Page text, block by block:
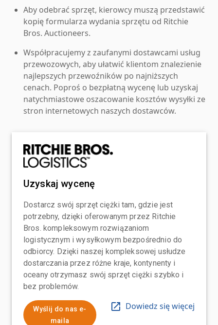
Aby odebrać sprzęt, kierowcy muszą przedstawić
kopię formularza wydania sprzętu od Ritchie
Bros. Auctioneers.
Współpracujemy z zaufanymi dostawcami usług
przewozowych, aby ułatwić klientom znalezienie
najlepszych przewoźników po najniższych
cenach. Poproś o bezpłatną wycenę lub uzyskaj
natychmiastowe oszacowanie kosztów wysyłki ze
stron internetowych naszych dostawców.
Uzyskaj wycenę
Dostarcz swój sprzęt ciężki tam, gdzie jest
potrzebny, dzięki oferowanym przez Ritchie
Bros. kompleksowym rozwiązaniom
logistycznym i wysyłkowym bezpośrednio do
odbiorcy. Dzięki naszej kompleksowej usłudze
dostarczania przez różne kraje, kontynenty i
oceany otrzymasz swój sprzęt ciężki szybko i
bez problemów.
Wyślij do nas e-
maila
Dowiedz się więcej